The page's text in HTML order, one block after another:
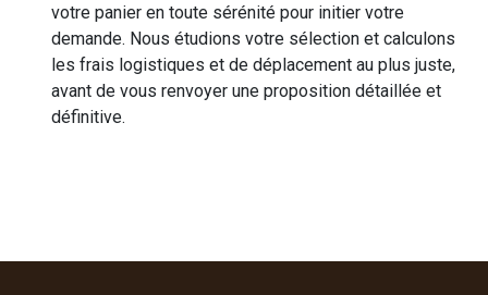
votre panier en toute sérénité pour initier votre
demande. Nous étudions votre sélection et calculons
les frais logistiques et de déplacement au plus juste,
avant de vous renvoyer une proposition détaillée et
définitive.